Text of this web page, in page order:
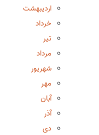
اردیبهشت
خرداد
تیر
مرداد
شهریور
مهر
آبان
آذر
دی